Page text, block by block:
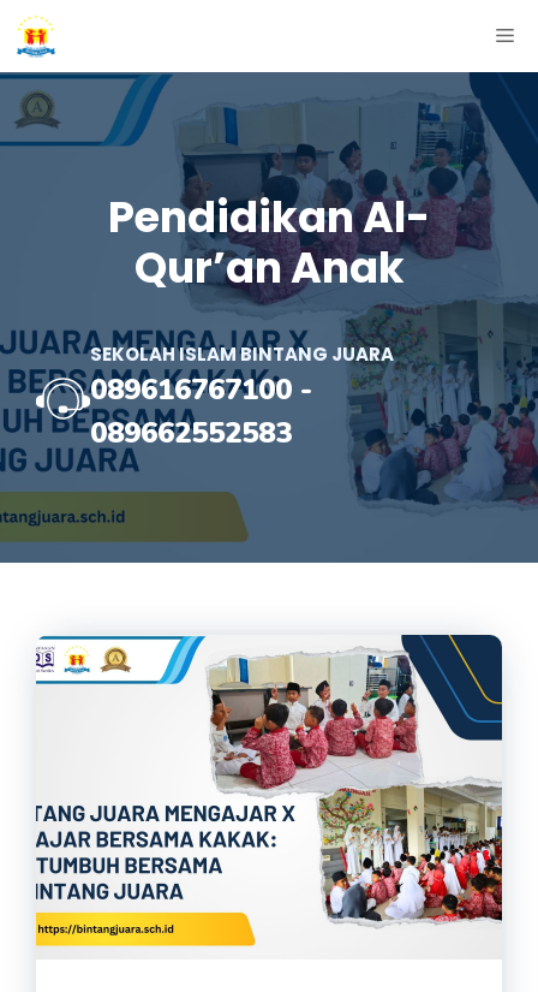
Skip
to
content
Pendidikan Al-
Qur’an Anak
SEKOLAH ISLAM BINTANG JUARA
089616767100 -
089662552583